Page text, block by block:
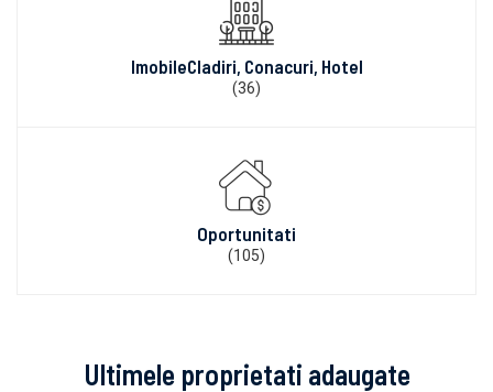
ImobileCladiri, Conacuri, Hotel
(36)
Oportunitati
(105)
Ultimele proprietati adaugate